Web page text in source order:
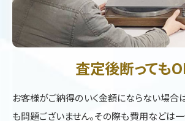
査定後断っても
お客様がご納得のいく金額にならない場合
も問題ございません。その際も費用などは